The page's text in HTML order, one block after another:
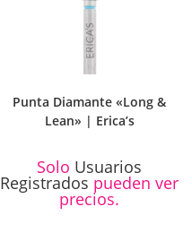
Punta Diamante «Long &
Lean» | Erica’s
Solo Usuarios
Registrados pueden ver
precios.